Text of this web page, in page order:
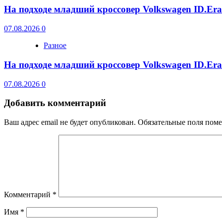
На подходе младший кроссовер Volkswagen
07.08.2026 0
Разное
На подходе младший кроссовер Volkswagen
07.08.2026 0
Добавить комментарий
Ваш адрес email не будет опубликован. Обязательные поля
Комментарий *
Имя *